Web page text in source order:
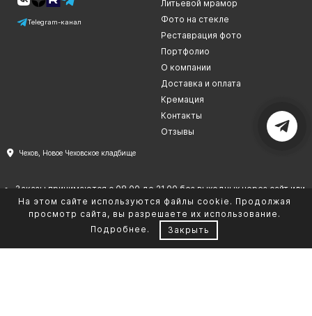
Telegram-канал
Литьевой мрамор
Фото на стекле
Реставрация фото
Портфолио
О компании
Доставка и оплата
Кремация
Контакты
Отзывы
Чехов, Новое Чеховское кладбище
Заказы принимаются с 08.00 до 21.00 без выходных через сайт или
по телефону
Доставка, установка осуществляется в Чехове и по Московской
области. Доставка по России
Сайт и все данные на нем не является публичной офертой
Согласие на обработку персональных данных
На этом сайте используются файлы cookie. Продолжая
просмотр сайта, вы разрешаете их использование.
Подробнее . Закрыть